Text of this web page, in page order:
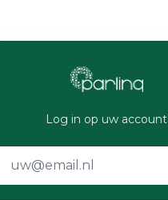
Log in op uw account